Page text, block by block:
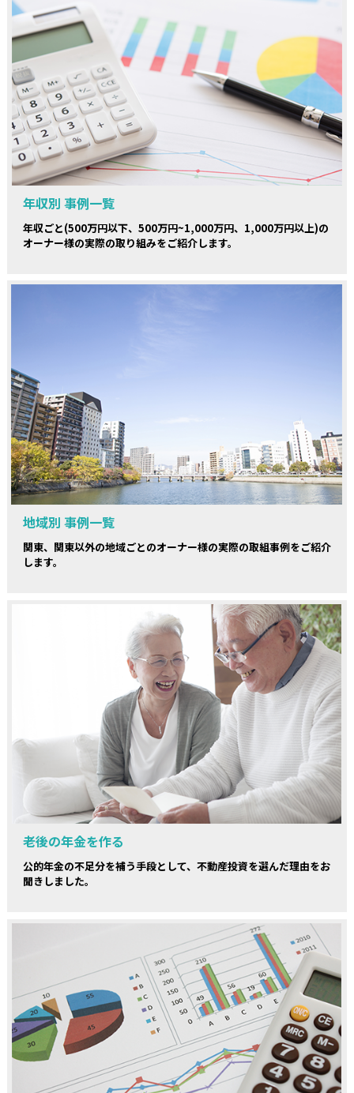
年収別 事例一覧
年収ごと(500万円以下、500万円~1,000万円、1,000万円以上)の
オーナー様の実際の取り組みをご紹介します。
地域別 事例一覧
関東、関東以外の地域ごとのオーナー様の実際の取組事例をご紹介
します。
老後の年金を作る
公的年金の不足分を補う手段として、不動産投資を選んだ理由をお
聞きしました。